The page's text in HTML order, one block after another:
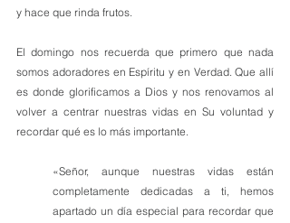
y hace que rinda frutos.
El domingo nos recuerda que primero que nada
somos adoradores en Espíritu y en Verdad. Que allí
es donde glorificamos a Dios y nos renovamos al
volver a centrar nuestras vidas en Su voluntad y
recordar qué es lo más importante.
«Señor, aunque nuestras vidas están
completamente dedicadas a ti, hemos
apartado un día especial para recordar que